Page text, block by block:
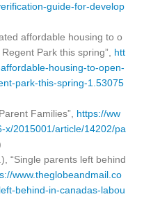
guide-for-develop
affordable housing to o
Park this spring”, htt
housing-to-open-
park-this-spring-1.53075
Families”, https://ww
x/2015001/article/14202/pa
“Single parents left behind
www.theglobeandmail.co
behind-in-canadas-labou